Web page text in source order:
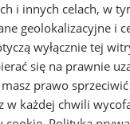
i innych celach, w
geolokalizacyjne i
wyłącznie tej
się na prawnie
prawo
w każdej chwili